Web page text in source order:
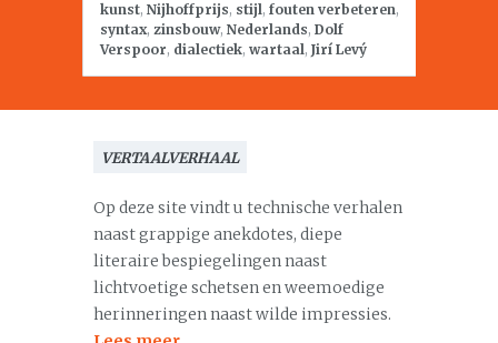
kunst, Nijhoffprijs, stijl, fouten verbeteren,
syntax, zinsbouw, Nederlands, Dolf
Verspoor, dialectiek, wartaal, Jirí Levý
VERTAALVERHAAL
Op deze site vindt u technische verhalen
naast grappige anekdotes, diepe
literaire bespiegelingen naast
lichtvoetige schetsen en weemoedige
herinneringen naast wilde impressies.